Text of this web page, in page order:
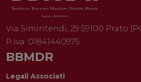
Via Simintendi, 29 59100 Prato
P.Iva: 01841440975
BBMDR
Legali Associati